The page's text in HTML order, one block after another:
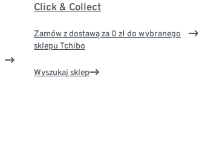
Click & Collect
Zamów z dostawą za 0 zł do wybranego
sklepu Tchibo
Wyszukaj sklep